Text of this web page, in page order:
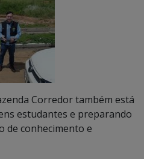
Corredor também está
estudantes e preparando
de conhecimento e